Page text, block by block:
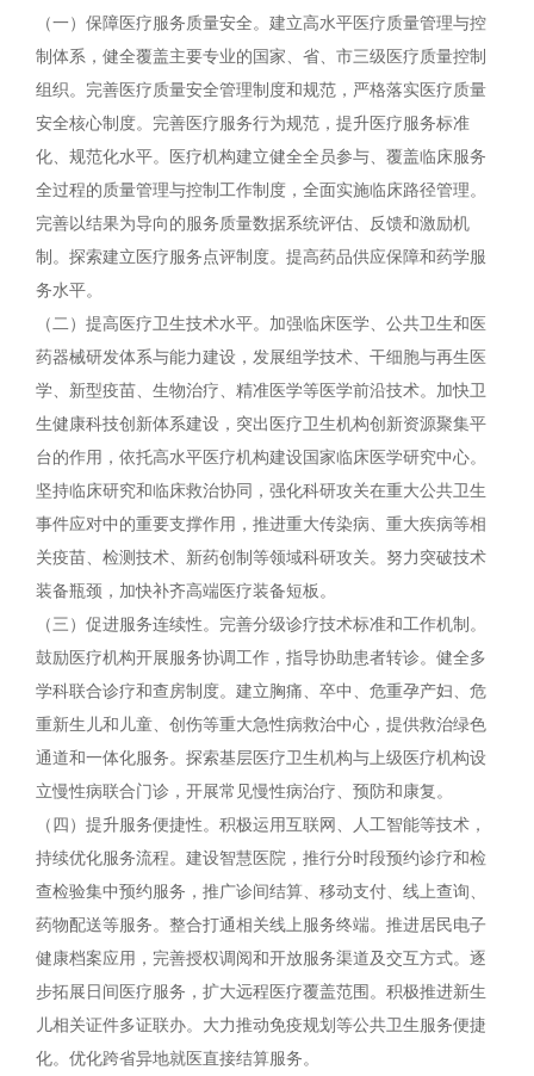
（一）保障医疗服务质量安全。建立高水平医疗质量管理与控
制体系，健全覆盖主要专业的国家、省、市三级医疗质量控制
组织。完善医疗质量安全管理制度和规范，严格落实医疗质量
安全核心制度。完善医疗服务行为规范，提升医疗服务标准
化、规范化水平。医疗机构建立健全全员参与、覆盖临床服务
全过程的质量管理与控制工作制度，全面实施临床路径管理。
完善以结果为导向的服务质量数据系统评估、反馈和激励机
制。探索建立医疗服务点评制度。提高药品供应保障和药学服
务水平。
（二）提高医疗卫生技术水平。加强临床医学、公共卫生和医
药器械研发体系与能力建设，发展组学技术、干细胞与再生医
学、新型疫苗、生物治疗、精准医学等医学前沿技术。加快卫
生健康科技创新体系建设，突出医疗卫生机构创新资源聚集平
台的作用，依托高水平医疗机构建设国家临床医学研究中心。
坚持临床研究和临床救治协同，强化科研攻关在重大公共卫生
事件应对中的重要支撑作用，推进重大传染病、重大疾病等相
关疫苗、检测技术、新药创制等领域科研攻关。努力突破技术
装备瓶颈，加快补齐高端医疗装备短板。
（三）促进服务连续性。完善分级诊疗技术标准和工作机制。
鼓励医疗机构开展服务协调工作，指导协助患者转诊。健全多
学科联合诊疗和查房制度。建立胸痛、卒中、危重孕产妇、危
重新生儿和儿童、创伤等重大急性病救治中心，提供救治绿色
通道和一体化服务。探索基层医疗卫生机构与上级医疗机构设
立慢性病联合门诊，开展常见慢性病治疗、预防和康复。
（四）提升服务便捷性。积极运用互联网、人工智能等技术，
持续优化服务流程。建设智慧医院，推行分时段预约诊疗和检
查检验集中预约服务，推广诊间结算、移动支付、线上查询、
药物配送等服务。整合打通相关线上服务终端。推进居民电子
健康档案应用，完善授权调阅和开放服务渠道及交互方式。逐
步拓展日间医疗服务，扩大远程医疗覆盖范围。积极推进新生
儿相关证件多证联办。大力推动免疫规划等公共卫生服务便捷
化。优化跨省异地就医直接结算服务。